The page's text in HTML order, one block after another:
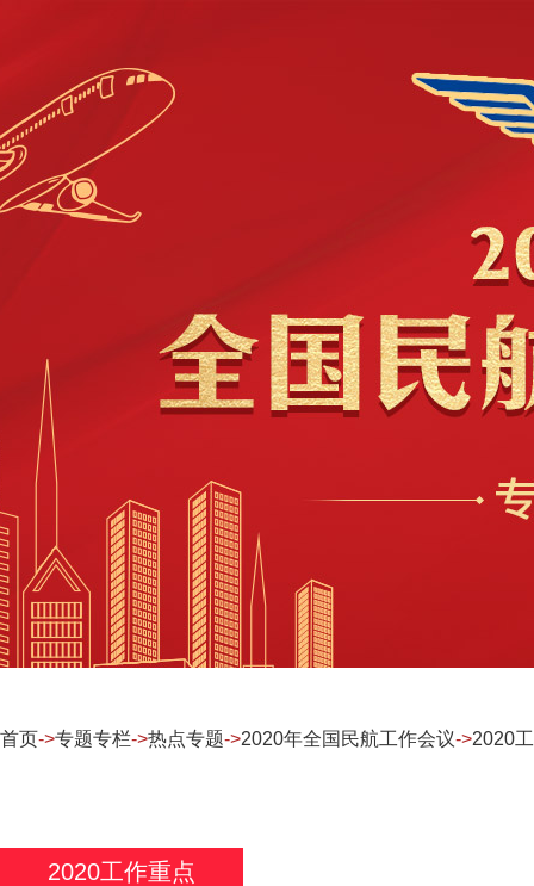
首页->专题专栏->热点专题->2020年全国民航工作会议->2020
2020工作重点